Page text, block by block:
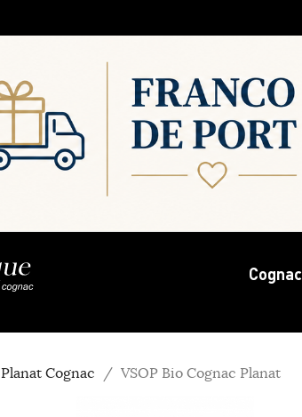
Cognac
Planat Cognac VSOP Bio Cognac Planat